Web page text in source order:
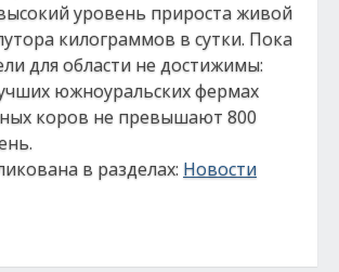
уровень прироста живой
килограммов в сутки. Пока
для области не достижимы:
южноуральских фермах
коров не превышают 800
в разделах: Новости